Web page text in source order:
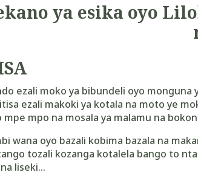
ya esika oyo
ezali moko ya bibundeli oyo monguna
ezali makoki ya kotala na moto ye
mpo na mosala ya malamu na
wana oyo bazali kobima bazala na
tozali kozanga kotalela bango to
liseki…